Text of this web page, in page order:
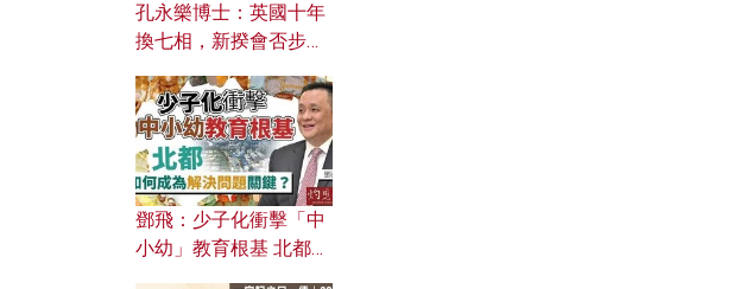
孔永樂博士：英國十年
換七相，新揆會否步前
濟為何仍然低迷？
鄧飛：少子化衝擊「中
小幼」教育根基 北都如